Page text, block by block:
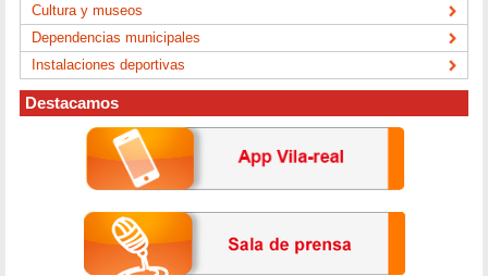
Cultura y museos
Dependencias municipales
Instalaciones deportivas
Destacamos